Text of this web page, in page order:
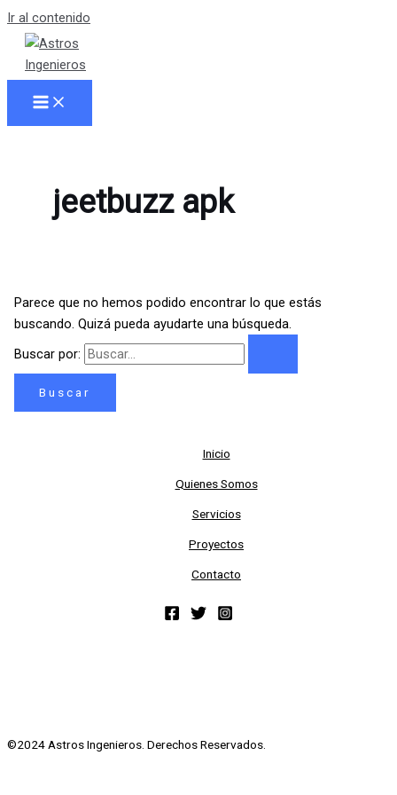
Ir al contenido
jeetbuzz apk
Parece que no hemos podido encontrar lo que estás
buscando. Quizá pueda ayudarte una búsqueda.
Buscar por:
Inicio
Quienes Somos
Servicios
Proyectos
Contacto
©2024 Astros Ingenieros. Derechos Reservados.